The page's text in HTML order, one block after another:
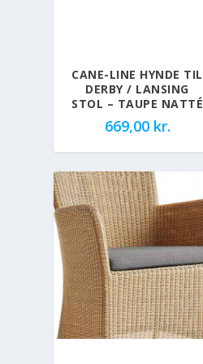
CANE-LINE HYNDE TIL
DERBY / LANSING
STOL – TAUPE NATTÉ
669,00 kr.